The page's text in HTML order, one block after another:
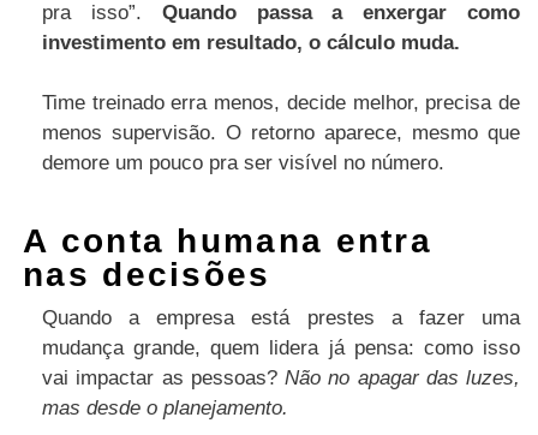
pra isso”. Quando passa a enxergar como
investimento em resultado, o cálculo muda.
Time treinado erra menos, decide melhor, precisa de
menos supervisão. O retorno aparece, mesmo que
demore um pouco pra ser visível no número.
A conta humana entra
nas decisões
Quando a empresa está prestes a fazer uma
mudança grande, quem lidera já pensa: como isso
vai impactar as pessoas?Não no apagar das luzes,
mas desde o planejamento.